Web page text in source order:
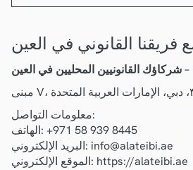
فريقنا القانوني في العين
– شركاؤك القانونيين المحليين في العين
معلومات التواصل:
الهاتف: ‎+971 58 939 8445‎
البريد الإلكتروني: info@alateibi.ae
الموقع الإلكتروني: https://alateibi.ae